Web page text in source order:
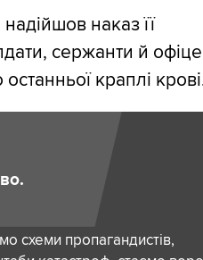
наказ її
сержанти й
краплі
схеми пропагандистів,